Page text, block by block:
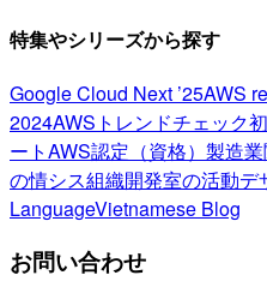
特集やシリーズから探す
Google Cloud Next ’25AWS
2024AWSトレンドチェック
ートAWS認定（資格） 製造
の情シス組織開発室の活動デ
LanguageVietnamese Blog
お問い合わせ